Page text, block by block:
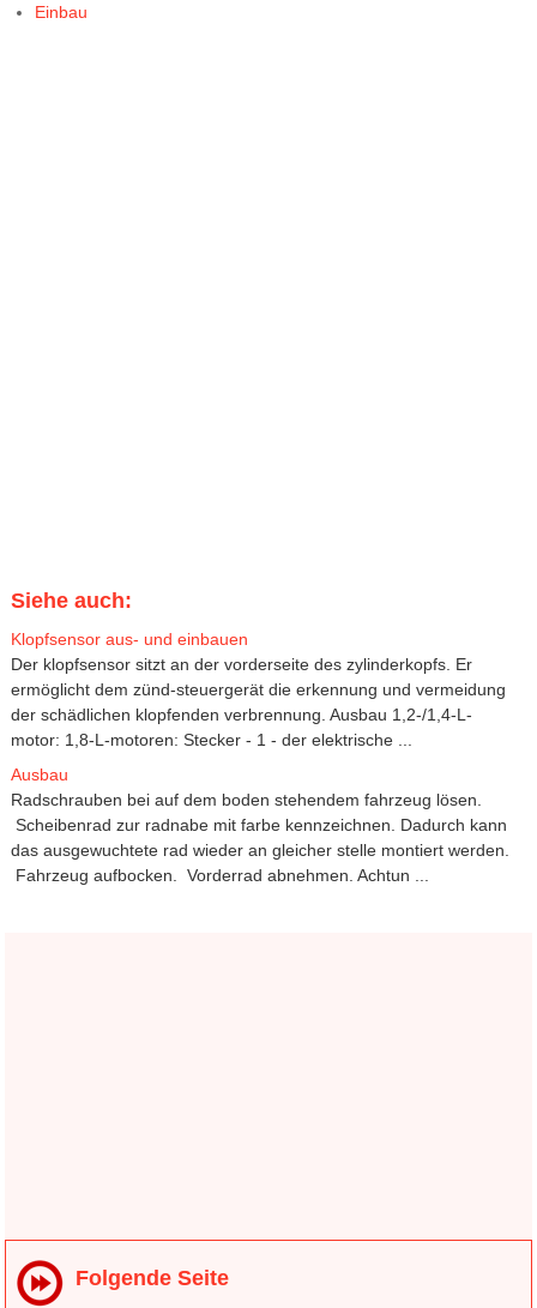
Einbau
Siehe auch:
Klopfsensor aus- und einbauen
Der klopfsensor sitzt an der vorderseite des zylinderkopfs. Er
ermöglicht dem zünd-steuergerät die erkennung und vermeidung
der schädlichen klopfenden verbrennung. Ausbau 1,2-/1,4-L-
motor: 1,8-L-motoren: Stecker - 1 - der elektrische ...
Ausbau
Radschrauben bei auf dem boden stehendem fahrzeug lösen.
Scheibenrad zur radnabe mit farbe kennzeichnen. Dadurch kann
das ausgewuchtete rad wieder an gleicher stelle montiert werden.
Fahrzeug aufbocken. Vorderrad abnehmen. Achtun ...
Folgende Seite